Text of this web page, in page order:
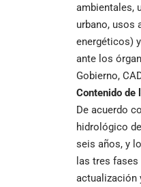
ambientales,
urbano, usos
energéticos)
ante los
Gobierno,
Contenido de
De acuerdo
hidrológico
seis años, y
las tres
actualización